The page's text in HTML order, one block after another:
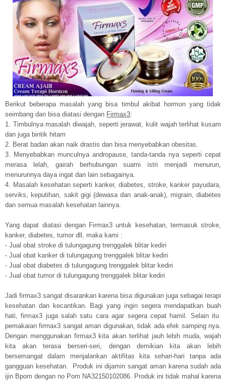
Berikut beberapa masalah yang bisa timbul akibat hormon yang tidak
seimbang dan bisa diatasi dengan Firmax3:
1. Timbulnya masalah diwajah, seperti jerawat, kulit wajah terlihat kusam
dan juga bintik hitam
2. Berat badan akan naik drastis dan bisa menyebabkan obesitas.
3. Menyebabkan munculnya andropause, tanda-tanda nya seperti cepat
merasa lelah, gairah berhubungan suami istri menjadi menurun,
menurunnya daya ingat dan lain sebagainya.
4. Masalah kesehatan seperti kanker, diabetes, stroke, kanker payudara,
serviks, keputihan, sakit gigi (dewasa dan anak-anak), migrain, diabetes
dan semua masalah kesehatan lainnya.
Yang dapat diatasi dengan Firmax3 untuk kesehatan, termasuk stroke,
kanker, diabetes, tumor dll, maka kami :
- Jual obat stroke di tulungagung trenggalek blitar kediri
- Jual obat kanker di tulungagung trenggalek blitar kediri
- Jual obat diabetes di tulungagung trenggalek blitar kediri
- Jual obat tumor di tulungagung trenggalek blitar kediri
Jadi firmax3 sangat disarankan karena bisa digunakan juga sebagai terapi
kesehatan dan kecantikan. Bagi yang ingin segera mendapatkan buah
hati, firmax3 juga salah satu cara agar segera cepat hamil. Selain itu
pemakaian firmax3 sangat aman digunakan, tidak ada efek samping nya.
Dengan menggunakan firmax3 kita akan terlihat jauh lebih muda, wajah
kita akan terasa berseri-seri, dengan demikian kita akan lebih
bersemangat dalam menjalankan aktifitas kita sehari-hari tanpa ada
gangguan kesehatan. Produk ini dijamin sangat aman karena sudah ada
ijin Bpom dengan no Pom NA32150102086. Produk ini tidak mahal karena